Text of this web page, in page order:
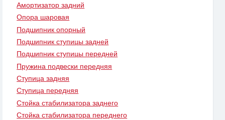
Амортизатор задний
Опора шаровая
Подшипник опорный
Подшипник ступицы задней
Подшипник ступицы передней
Пружина подвески передняя
Ступица задняя
Ступица передняя
Стойка стабилизатора заднего
Стойка стабилизатора переднего